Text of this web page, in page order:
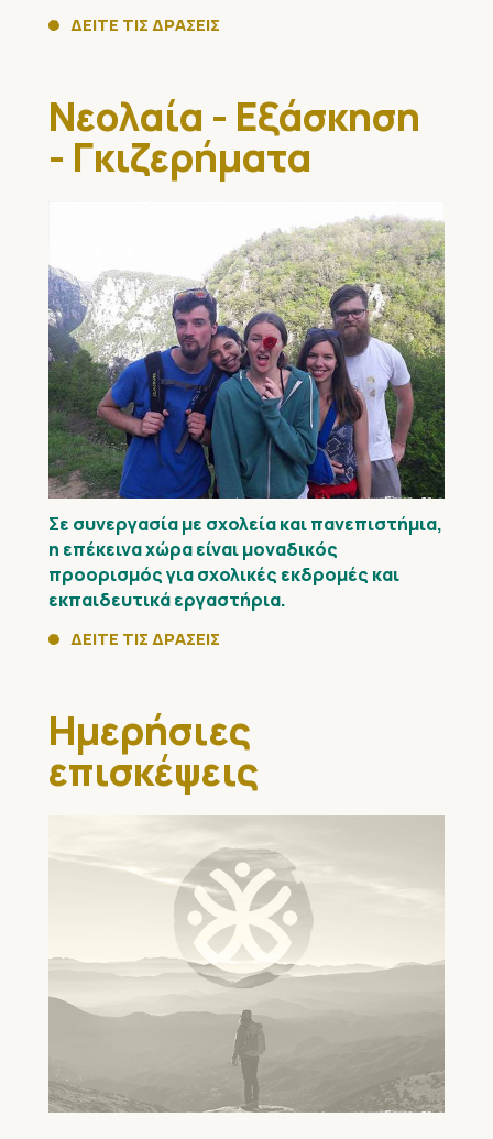
ΔΕΙΤΕ ΤΙΣ ΔΡΑΣΕΙΣ
Νεολαία - Εξάσκηση
- Γκιζερήματα
Σε συνεργασία με σχολεία και πανεπιστήμια,
η επέκεινα χώρα είναι μοναδικός
προορισμός για σχολικές εκδρομές και
εκπαιδευτικά εργαστήρια.
ΔΕΙΤΕ ΤΙΣ ΔΡΑΣΕΙΣ
Ημερήσιες
επισκέψεις